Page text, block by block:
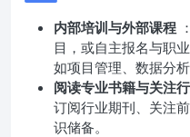
内部培训与外部课程
目，或自主报名与职
如项目管理、数据分析
阅读专业书籍与关注
订阅行业期刊、关注
识储备。